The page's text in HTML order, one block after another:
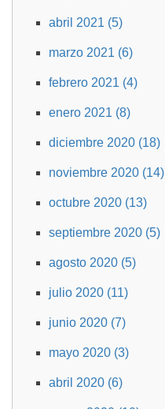
abril 2021 (5)
marzo 2021 (6)
febrero 2021 (4)
enero 2021 (8)
diciembre 2020 (18)
noviembre 2020 (14)
octubre 2020 (13)
septiembre 2020 (5)
agosto 2020 (5)
julio 2020 (11)
junio 2020 (7)
mayo 2020 (3)
abril 2020 (6)